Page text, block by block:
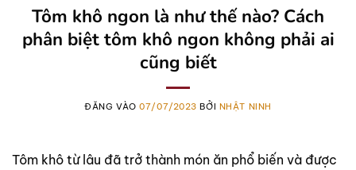
Tôm khô ngon là như thế nào? Cách
phân biệt tôm khô ngon không phải ai
cũng biết
ĐĂNG VÀO07/07/2023 BỞI NHẬT NINH
Tôm khô từ lâu đã trở thành món ăn phổ biến và được